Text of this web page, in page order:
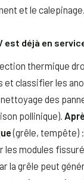
et le calepinage.
est déjà en
thermique
classifier les
des
pollinique).
(grêle, tempête)
modules
la grêle peut